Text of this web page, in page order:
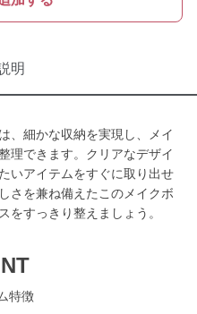
明
、細かな収納を実現し、メイ
理できます。クリアなデザイ
いアイテムをすぐに取り出せ
さを兼ね備えたこのメイクボ
をすっきり整えましょう。
特徴